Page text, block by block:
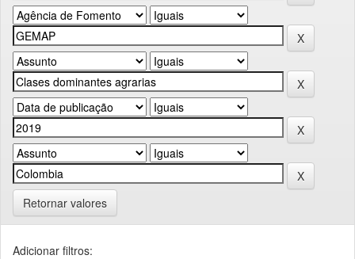
Retornar valores
Adicionar filtros: